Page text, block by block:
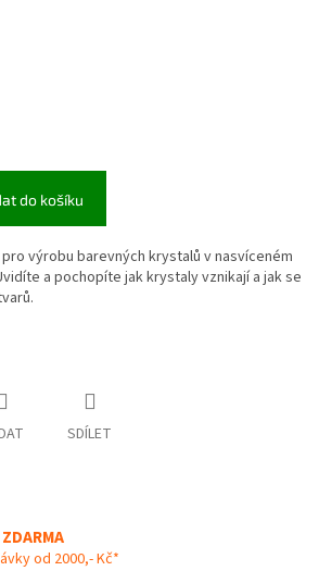
do košíku
výrobu barevných krystalů v nasvíceném
a pochopíte jak krystaly vznikají a jak se
SDÍLET
od 2000,- Kč*